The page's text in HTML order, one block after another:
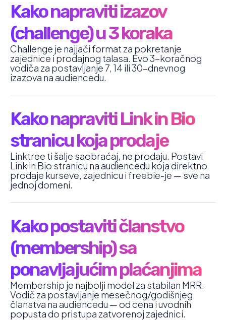
Kako napraviti izazov
(challenge) u 3 koraka
Challenge je najjači format za pokretanje
zajednice i prodajnog talasa. Evo 3-koračnog
vodiča za postavljanje 7, 14 ili 30-dnevnog
izazova na audiencedu.
Kako napraviti Link in Bio
stranicu koja prodaje
Linktree ti šalje saobraćaj, ne prodaju. Postavi
Link in Bio stranicu na audiencedu koja direktno
prodaje kurseve, zajednicu i freebie-je — sve na
jednoj domeni.
Kako postaviti članstvo
(membership) sa
ponavljajućim plaćanjima
Membership je najbolji model za stabilan MRR.
Vodič za postavljanje mesečnog/godišnjeg
članstva na audiencedu — od cena i uvodnih
popusta do pristupa zatvorenoj zajednici.